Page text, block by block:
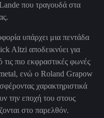
που τραγουδά στα
υπάρχει μια πεντάδα
Altzi αποδεικνύει για
πιο εκφραστικές φωνές
, ενώ ο Roland Grapow
χαρακτηριστικά
την εποχή του στους
στο παρελθόν.